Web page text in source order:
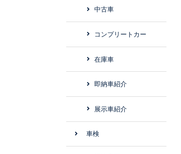
中古車
コンプリートカー
在庫車
即納車紹介
展示車紹介
車検